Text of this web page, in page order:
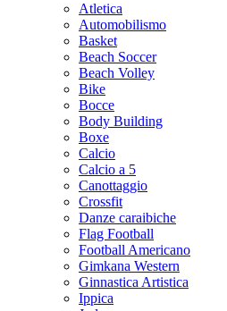
Atletica
Automobilismo
Basket
Beach Soccer
Beach Volley
Bike
Bocce
Body Building
Boxe
Calcio
Calcio a 5
Canottaggio
Crossfit
Danze caraibiche
Flag Football
Football Americano
Gimkana Western
Ginnastica Artistica
Ippica